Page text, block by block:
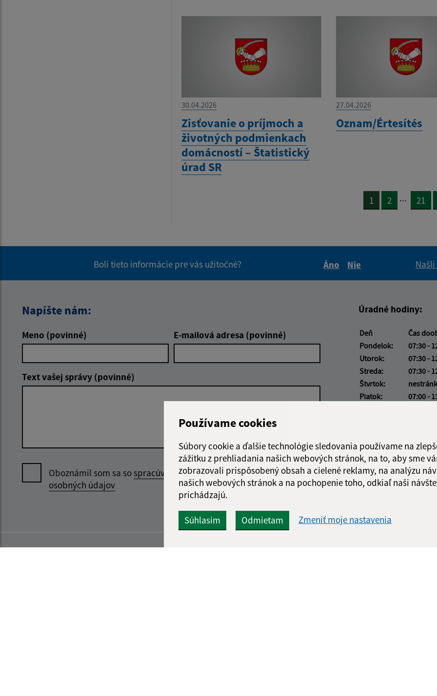
Používame cookies
Súbory cookie a ďalšie technológie sledovania používame na
zážitku z prehliadania našich webových stránok, na to, aby sme
zobrazovali prispôsobený obsah a cielené reklamy, na analýzu
našich webových stránok a na pochopenie toho, odkiaľ naši
prichádzajú.
Súhlasím Odmietam Zmeniť moje nastavenia
30.04.2026
Zisťovanie o príjmoch a
životných podmienkach
domácností – Štatistický
úrad SR
27.04.2026
Oznam/Értesítés
1 2 ... 21
Boli tieto informácie pre vás užitočné?
Áno
Nie
Napíšte nám:
Meno (povinné) E-mailová adresa (povinné)
Text vašej správy (povinné)
Oboznámil som sa sospracúvaním
osobných údajov
Google reCaptcha Response
Odoslať správu
Úradné hodiny:
Deň
Čas
Pondelok:
07:30 -
Utorok:
07:30 -
Streda:
07:30 -
Štvrtok:
Piatok:
07:00 -